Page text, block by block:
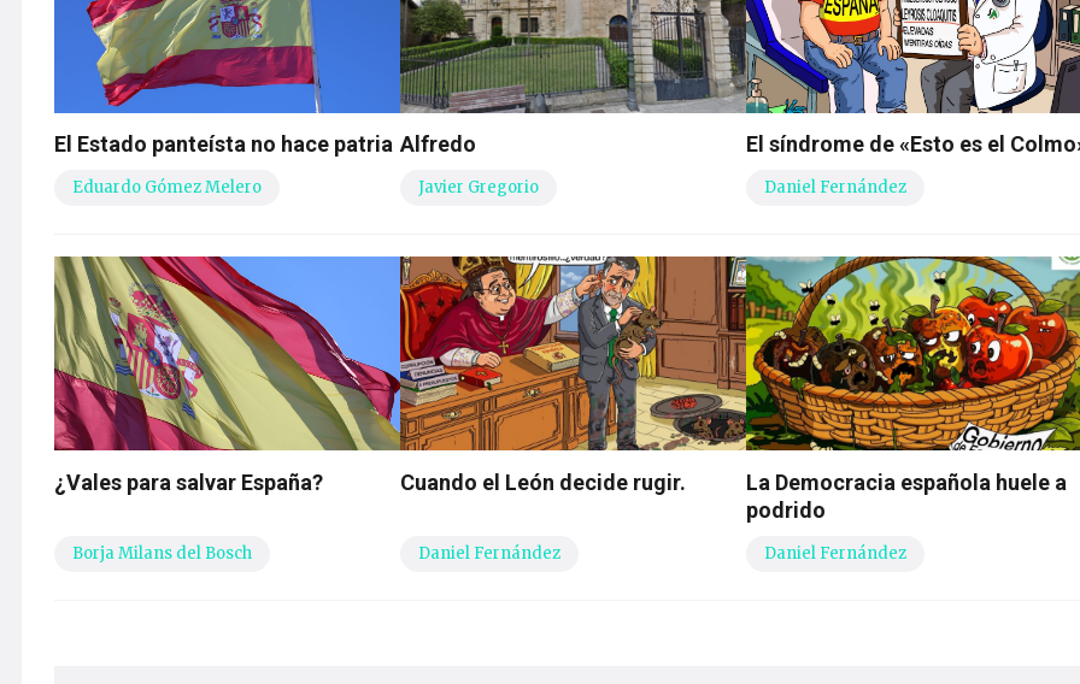
El Estado panteísta no hace patria
Eduardo Gómez Melero
Alfredo
Javier Gregorio
El síndrome de «Esto es el
Daniel Fernández
¿Vales para salvar España?
Borja Milans del Bosch
Cuando el León decide rugir.
Daniel Fernández
La Democracia española huele a
podrido
Daniel Fernández